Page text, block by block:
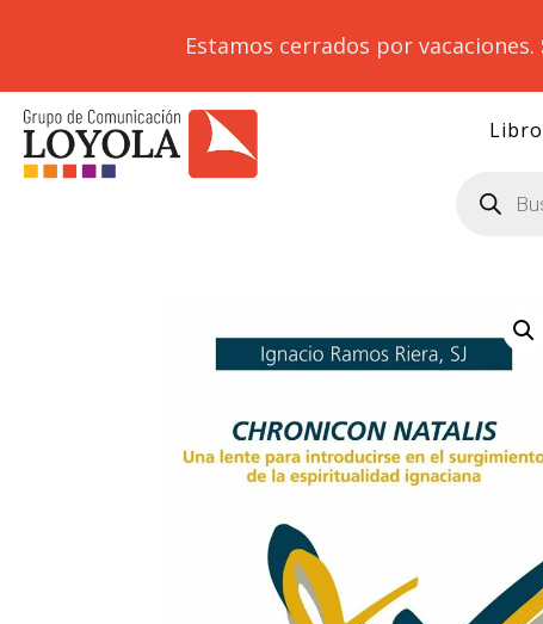
Estamos cerrados por vacaciones.
productos